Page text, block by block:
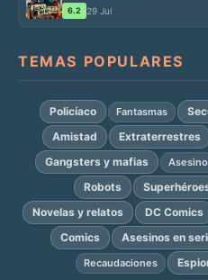
6.2 29 Jul
TEMAS POPULARES
Policíaco Fantasmas
Amistad
Extraterrestres
Gangsters y mafias
Robots
Novelas y relatos
DC Comics
Comics
Asesinos en
Recaudaciones